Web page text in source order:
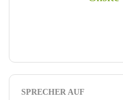
SPRECHER AUF